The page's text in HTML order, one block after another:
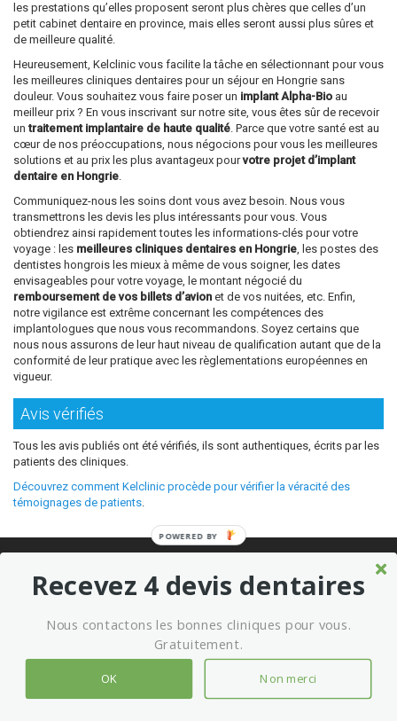
les prestations qu’elles proposent seront plus chères que celles d’un
petit cabinet dentaire en province, mais elles seront aussi plus sûres et
de meilleure qualité.
Heureusement, Kelclinic vous facilite la tâche en sélectionnant pour vous
les meilleures cliniques dentaires pour un séjour en Hongrie sans
douleur. Vous souhaitez vous faire poser un implant Alpha-Bio au
meilleur prix ? En vous inscrivant sur notre site, vous êtes sûr de recevoir
untraitement implantaire de haute qualité. Parce que votre santé est au
cœur de nos préoccupations, nous négocions pour vous les meilleures
solutions et au prix les plus avantageux pourvotre projet d’implant
dentaire en Hongrie.
Communiquez-nous les soins dont vous avez besoin. Nous vous
transmettrons les devis les plus intéressants pour vous. Vous
obtiendrez ainsi rapidement toutes les informations-clés pour votre
voyage : les meilleures cliniques dentaires en Hongrie, les postes des
dentistes hongrois les mieux à même de vous soigner, les dates
envisageables pour votre voyage, le montant négocié du
remboursement de vos billets d’avion et de vos nuitées, etc. Enfin,
notre vigilance est extrême concernant les compétences des
implantologues que nous vous recommandons. Soyez certains que
nous nous assurons de leur haut niveau de qualification autant que de la
conformité de leur pratique avec les règlementations européennes en
vigueur.
Avis vérifiés
Tous les avis publiés ont été vérifiés, ils sont authentiques, écrits par les
patients des cliniques.
Découvrez comment Kelclinic procède pour vérifier la véracité des
témoignages de patients.
Conditions générales d’utilisation Mentions légales
Recevez 4 devis dentaires
Nous contactons les bonnes cliniques pour vous.
Gratuitement.
OK Non merci
POWERED BY